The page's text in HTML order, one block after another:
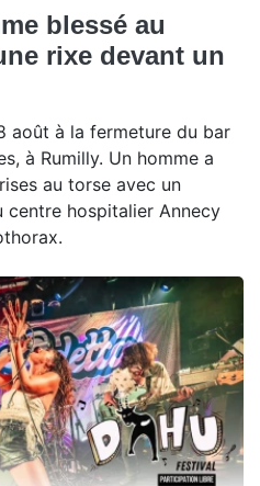
blessé au
rixe devant un
août à la fermeture du bar
à Rumilly. Un homme a
au torse avec un
hospitalier Annecy